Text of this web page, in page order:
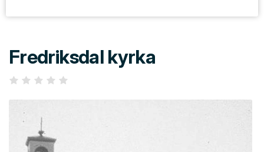
Fredriksdal kyrka